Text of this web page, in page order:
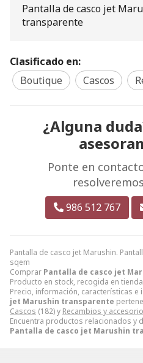
Pantalla de casco jet Marushin.
sqem
Comprar Pantalla de casco jet
Producto en stock, recogida en
Precio, información, características e
jet Marushin transparente
Cascos (182) y Recambios y
Encuentra productos relacionados y
Pantalla de casco jet Marushin
Pantalla de casco jet
transparente
Clasificado en:
Boutique
Cascos
¿Alguna
Ponte en
986 512 767